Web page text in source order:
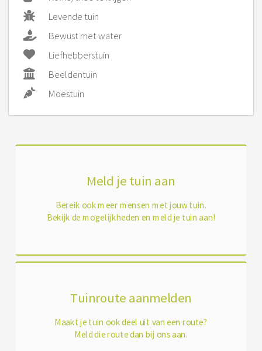
Levende tuin
Bewust met water
Liefhebberstuin
Beeldentuin
Moestuin
Meld je tuin aan
Bereik ook meer mensen met jouw tuin.
Bekijk de mogelijkheden en meld je tuin aan!
Tuinroute aanmelden
Maakt je tuin ook deel uit van een route?
Meld die route dan bij ons aan.